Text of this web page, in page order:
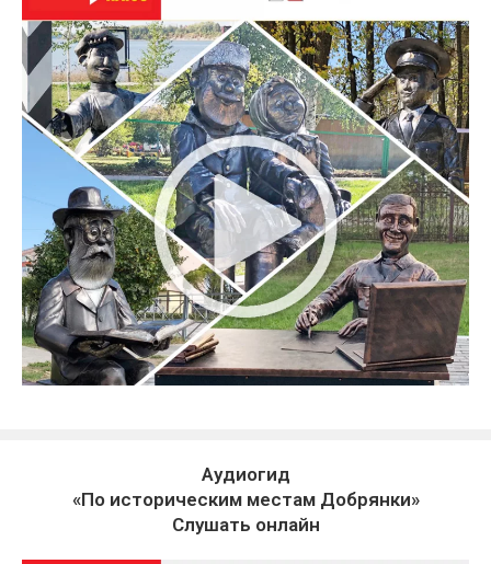
Аудиогид
«По историческим местам Добрянки»
Слушать онлайн